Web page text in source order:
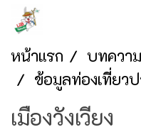
หน้าแรก
บทควา
ข้อมูลท่องเที่ยว
เมืองวังเวียง